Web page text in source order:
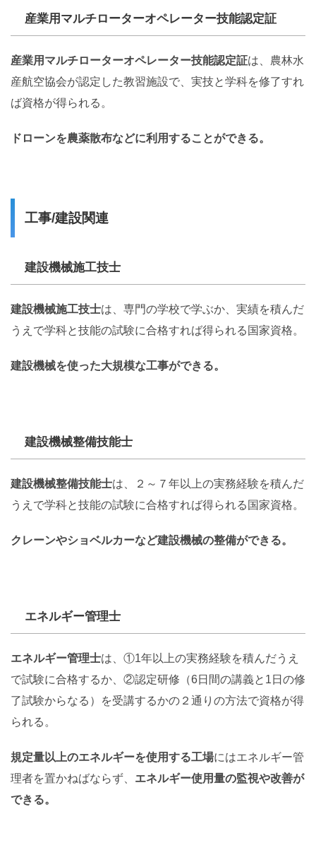
産業用マルチローターオペレーター技能認定証
産業用マルチローターオペレーター技能認定証は、農林水
産航空協会が認定した教習施設で、実技と学科を修了すれ
ば資格が得られる。
ドローンを農薬散布などに利用することができる。
工事/建設関連
建設機械施工技士
建設機械施工技士は、専門の学校で学ぶか、実績を積んだ
うえで学科と技能の試験に合格すれば得られる国家資格。
建設機械を使った大規模な工事ができる。
建設機械整備技能士
建設機械整備技能士は、２～７年以上の実務経験を積んだ
うえで学科と技能の試験に合格すれば得られる国家資格。
クレーンやショベルカーなど建設機械の整備ができる。
エネルギー管理士
エネルギー管理士は、①1年以上の実務経験を積んだうえ
で試験に合格するか、②認定研修（6日間の講義と1日の修
了試験からなる）を受講するかの２通りの方法で資格が得
られる。
規定量以上のエネルギーを使用する工場にはエネルギー管
理者を置かねばならず、 エネルギー使用量の監視や改善が
できる。